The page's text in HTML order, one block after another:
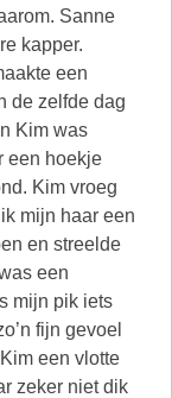
Sanne
kapper.
een
de zelfde dag
Kim was
een hoekje
Kim vroeg
mijn haar een
en streelde
een
mijn pik iets
fijn gevoel
een vlotte
zeker niet dik